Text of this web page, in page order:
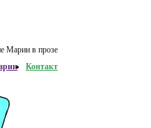
Марии в прозе
Контакт